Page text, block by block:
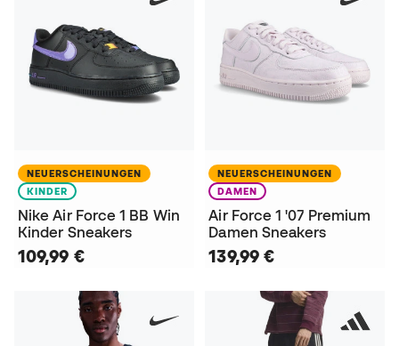
NEUERSCHEINUNGEN
KINDER
Nike Air Force 1 BB Win
Kinder Sneakers
109,99 €
NEUERSCHEINUNGEN
DAMEN
Air Force 1 '07 Premium
Damen Sneakers
139,99 €